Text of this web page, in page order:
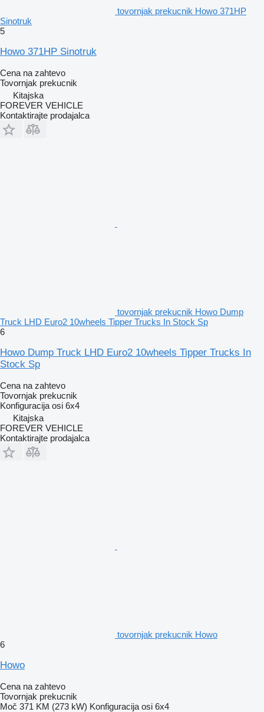
tovornjak prekucnik Howo 371HP
Sinotruk
5
Howo 371HP Sinotruk
Cena na zahtevo
Tovornjak prekucnik
Kitajska
FOREVER VEHICLE
Kontaktirajte prodajalca
tovornjak prekucnik Howo Dump
Truck LHD Euro2 10wheels Tipper Trucks In Stock Sp
6
Howo Dump Truck LHD Euro2 10wheels Tipper Trucks In
Stock Sp
Cena na zahtevo
Tovornjak prekucnik
Konfiguracija osi 6x4
Kitajska
FOREVER VEHICLE
Kontaktirajte prodajalca
tovornjak prekucnik Howo
6
Howo
Cena na zahtevo
Tovornjak prekucnik
Moč 371 KM (273 kW) Konfiguracija osi 6x4